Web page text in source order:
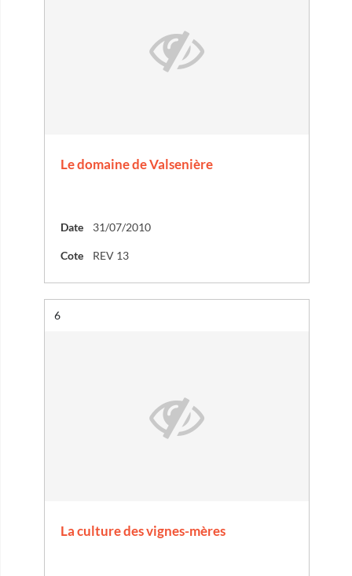
Le domaine de Valsenière
Date 31/07/2010
Cote REV 13
Résultat n°
6
La culture des vignes-mères